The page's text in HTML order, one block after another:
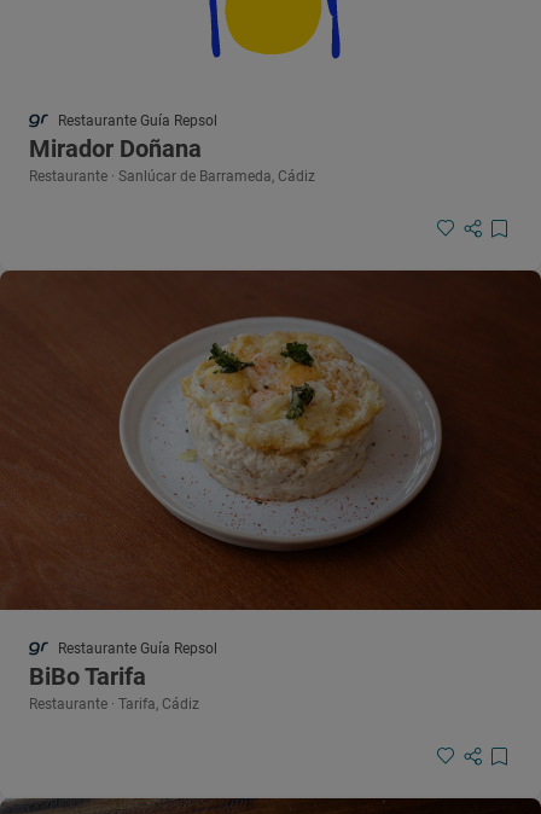
Restaurante Guía Repsol
Mirador Doñana
Restaurante · Sanlúcar de Barrameda, Cádiz
Restaurante Guía Repsol
BiBo Tarifa
Restaurante · Tarifa, Cádiz